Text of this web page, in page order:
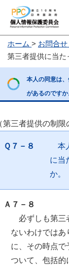
ホーム お問合せ
第三者提供に当た
本人の同意は
があるのですか
第三者提供の制限
Ｑ７－８
本
に当
か。
Ａ７－８
必ずしも第三
ないわけではあ
に、その時点で
ついて、包括的